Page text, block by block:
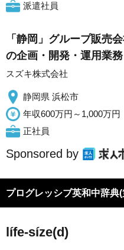
派遣社員
「静岡」グループ販売
の企画・開発・運用業務
スズキ株式会社
静岡県 浜松市
年収600万円～1,000万円
正社員
Sponsored by
プログレッシブ英和中辞典
lífe-síze(d)